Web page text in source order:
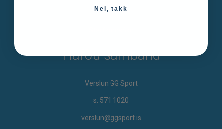
Skilmálar
Hafðu samband
Verslun GG Sport
s. 571 1020
verslun@ggsport.is
Nei, takk